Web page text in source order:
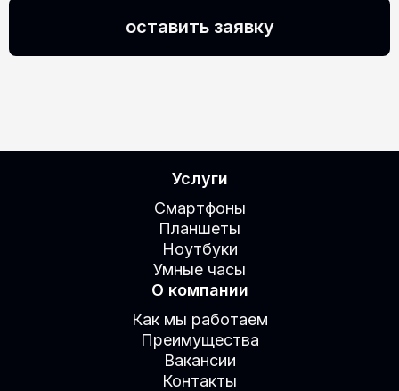
оставить заявку
Услуги
Смартфоны
Планшеты
Ноутбуки
Умные часы
О компании
Как мы работаем
Преимущества
Вакансии
Контакты